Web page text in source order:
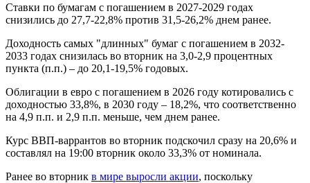
Ставки по бумагам с погашением в 2027-2029 годах
снизились до 27,7-22,8% против 31,5-26,2% днем ранее.
Доходность самых "длинных" бумаг с погашением в 2032-
2033 годах снизилась во вторник на 3,0-2,9 процентных
пункта (п.п.) – до 20,1-19,5% годовых.
Облигации в евро с погашением в 2026 году котировались с
доходностью 33,8%, в 2030 году – 18,2%, что соответственно
на 4,9 п.п. и 2,9 п.п. меньше, чем днем ранее.
Курс ВВП-варрантов во вторник подскочил сразу на 20,6% и
составлял на 19:00 вторник около 33,3% от номинала.
Ранее во вторник в мире выросли акции, поскольку